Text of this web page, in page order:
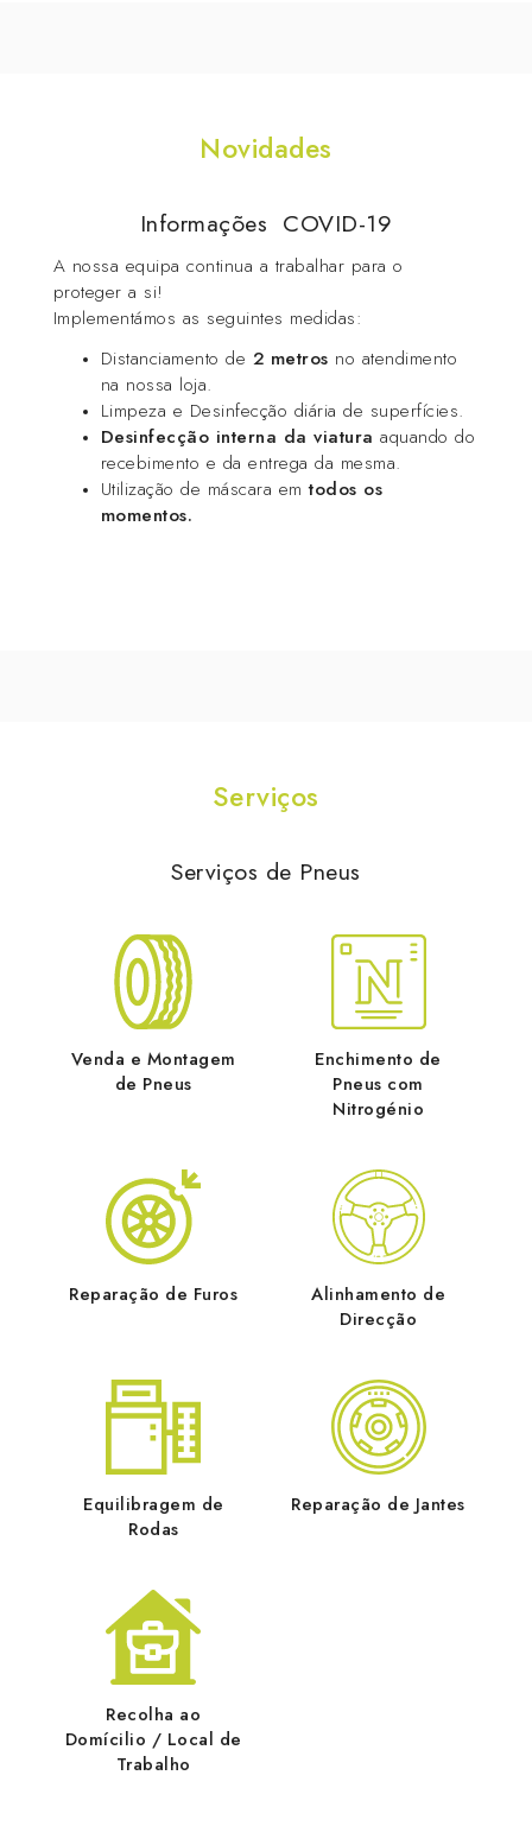
Novidades
Informações COVID-19
A nossa equipa continua a trabalhar para o
proteger a si!
Implementámos as seguintes medidas:
Distanciamento de 2 metros no atendimento
na nossa loja.
Limpeza e Desinfecção diária de superfícies.
Desinfecção interna da viatura aquando do
recebimento e da entrega da mesma.
Utilização de máscara emtodos os
momentos.
Serviços
Serviços de Pneus
Venda e Montagem
de Pneus
Enchimento de
Pneus com
Nitrogénio
Reparação de Furos
Alinhamento de
Direcção
Equilibragem de
Rodas
Reparação de Jantes
Recolha ao
Domícilio / Local de
Trabalho